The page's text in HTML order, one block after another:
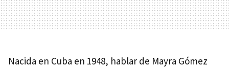
Nacida en Cuba en 1948, hablar de Mayra Gómez